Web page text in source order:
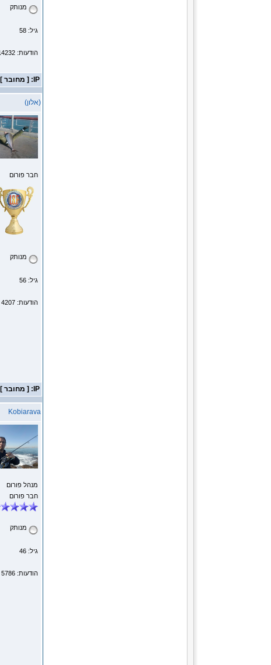
מנותק
גיל: 58
הודעות: 14232
(אלון)
חבר פורום
מנותק
גיל: 56
הודעות: 4207
Kobiarava
מנהל פורום
חבר פורום
מנותק
גיל: 46
הודעות: 5786